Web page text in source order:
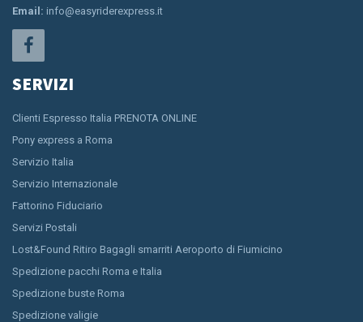
Email: info@easyriderexpress.it
SERVIZI
Clienti Espresso Italia PRENOTA ONLINE
Pony express a Roma
Servizio Italia
Servizio Internazionale
Fattorino Fiduciario
Servizi Postali
Lost&Found Ritiro Bagagli smarriti Aeroporto di Fiumicino
Spedizione pacchi Roma e Italia
Spedizione buste Roma
Spedizione valigie